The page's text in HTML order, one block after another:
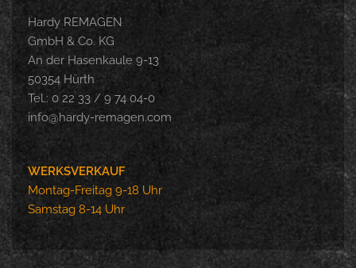
Hardy REMAGEN
GmbH & Co. KG
An der Hasenkaule 9-13
50354 Hürth
Tel.: 0 22 33 / 9 74 04-0
info@hardy-remagen.com
WERKSVERKAUF
Montag-Freitag 9-18 Uhr
Samstag 8-14 Uhr